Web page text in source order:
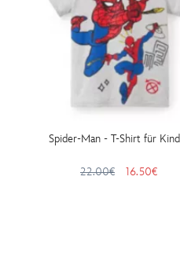
Spider-Man - T-Shirt für
22.00€ 16.50€